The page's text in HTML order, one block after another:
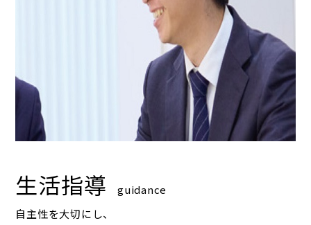
生活指導 guidance
自主性を大切にし、